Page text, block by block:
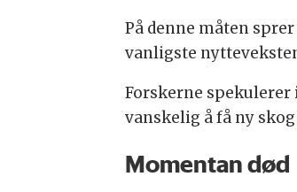
På denne måten
vanligste
Forskerne
vanskelig å få ny
Momentan død